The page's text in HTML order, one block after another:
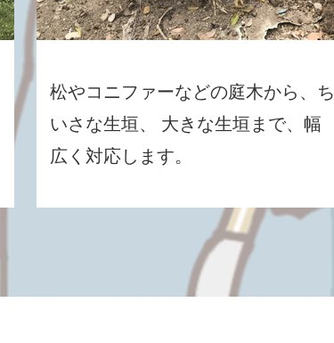
松やコニファーなどの庭木から、ち
いさな生垣、 大きな生垣まで、幅
広く対応します。